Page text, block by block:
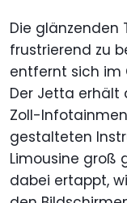
Die glänzenden
frustrierend zu
entfernt sich im
Der Jetta erhält
Zoll-
gestalteten
Limousine groß
dabei ertappt,